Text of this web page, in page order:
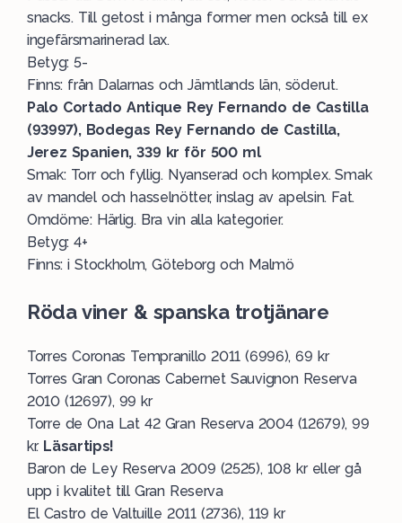
snacks. Till getost i många former men också till ex
ingefärsmarinerad lax.
Betyg: 5-
Finns: från Dalarnas och Jämtlands län, söderut.
Palo Cortado Antique Rey Fernando de Castilla
(93997), Bodegas Rey Fernando de Castilla,
Jerez Spanien, 339 kr för 500 ml
Smak: Torr och fyllig. Nyanserad och komplex. Smak
av mandel och hasselnötter, inslag av apelsin. Fat.
Omdöme: Härlig. Bra vin alla kategorier.
Betyg: 4+
Finns: i Stockholm, Göteborg och Malmö
Röda viner & spanska trotjänare
Torres Coronas Tempranillo 2011 (6996), 69 kr
Torres Gran Coronas Cabernet Sauvignon Reserva
2010 (12697), 99 kr
Torre de Ona Lat 42 Gran Reserva 2004 (12679), 99
kr.Läsartips!
Baron de Ley Reserva 2009 (2525), 108 kr eller gå
upp i kvalitet till Gran Reserva
El Castro de Valtuille 2011 (2736), 119 kr